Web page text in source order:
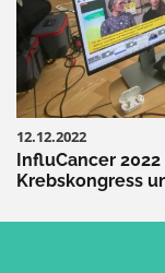
12.12.2022
InfluCancer
Krebskongress